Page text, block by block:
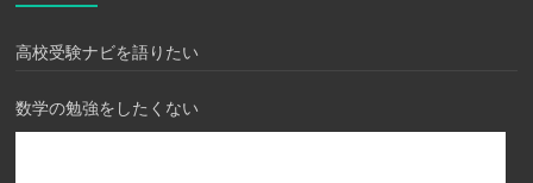
高校受験ナビを語りたい
数学の勉強をしたくない